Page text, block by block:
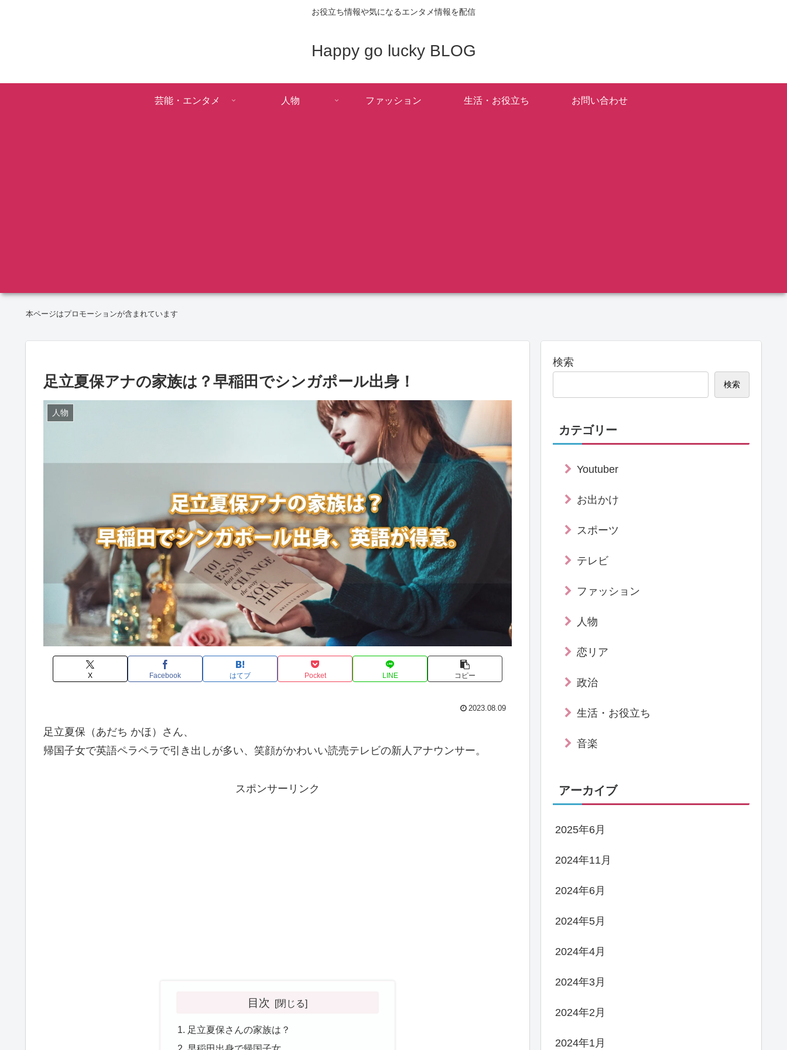
お役立ち情報や気になるエンタメ情報を配信
Happy go lucky BLOG
芸能・エンタメ 人物 ファッション 生活・お役立ち お問い合わせ
本ページはプロモーションが含まれています
足立夏保アナの家族は？早稲田でシンガポール出身！
人物
X Facebook はてブ Pocket LINE コピー
2023.08.09
足立夏保（あだち かほ）さん、
帰国子女で英語ペラペラで引き出しが多い、笑顔がかわいい読売テレビの新人アナウンサー。
スポンサーリンク
目次
足立夏保さんの家族は？
検索
検索
カテゴリー
Youtuber
お出かけ
スポーツ
テレビ
ファッション
人物
恋リア
政治
生活・お役立ち
音楽
アーカイブ
2025年6月
2024年11月
2024年6月
2024年5月
2024年4月
2024年3月
2024年2月
2024年1月